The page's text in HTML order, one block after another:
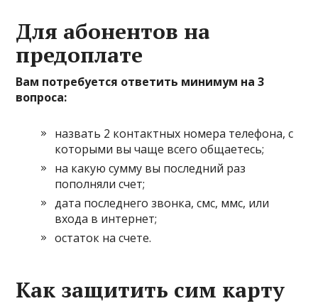
Для абонентов на
предоплате
Вам потребуется ответить минимум на 3
вопроса:
назвать 2 контактных номера телефона, с
которыми вы чаще всего общаетесь;
на какую сумму вы последний раз
пополняли счет;
дата последнего звонка, смс, ммс, или
входа в интернет;
остаток на счете.
Как защитить сим карту